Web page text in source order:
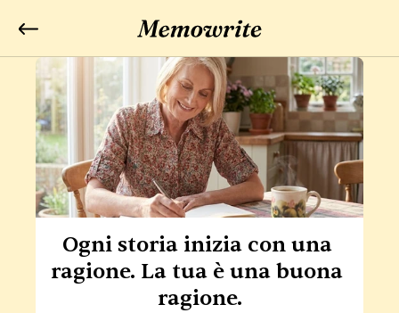
Ogni storia inizia con una
ragione. La tua è una buona
ragione.